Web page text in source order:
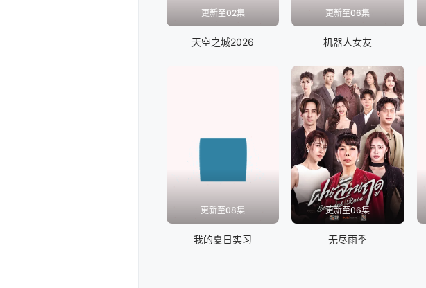
更新至02集
天空之城2026
更新至06集
机器人女友
更新至08集
我的夏日实习
更新至06集
无尽雨季